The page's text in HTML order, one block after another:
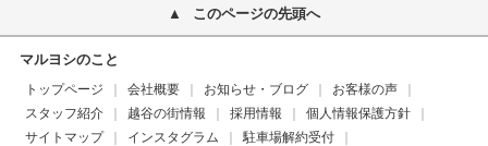
このページの先頭へ
マルヨシのこと
トップページ 会社概要 お知らせ・ブログ
お客様の声
スタッフ紹介
越谷の街情報 採用情報
個人情報保護方針
サイトマップ
インスタグラム
駐車場解約受付